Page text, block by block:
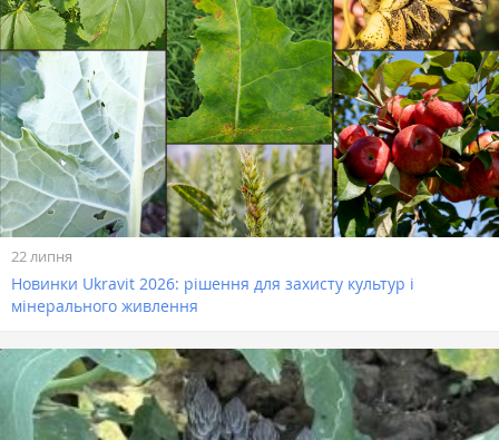
22 липня
Новинки Ukravit 2026: рішення для захисту культур і
мінерального живлення